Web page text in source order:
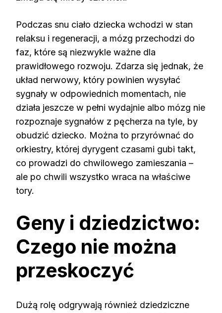
Podczas snu ciało dziecka wchodzi w stan
relaksu i regeneracji, a mózg przechodzi do
faz, które są niezwykle ważne dla
prawidłowego rozwoju. Zdarza się jednak, że
układ nerwowy, który powinien wysyłać
sygnały w odpowiednich momentach, nie
działa jeszcze w pełni wydajnie albo mózg nie
rozpoznaje sygnałów z pęcherza na tyle, by
obudzić dziecko. Można to przyrównać do
orkiestry, której dyrygent czasami gubi takt,
co prowadzi do chwilowego zamieszania –
ale po chwili wszystko wraca na właściwe
tory.
Geny i dziedzictwo:
Czego nie można
przeskoczyć
Dużą rolę odgrywają również dziedziczne